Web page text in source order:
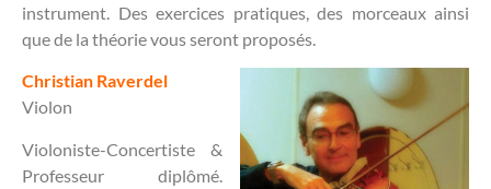
instrument. Des exercices pratiques, des morceaux ainsi
que de la théorie vous seront proposés.
Christian Raverdel
Violon
Violoniste-Concertiste &
Professeur diplômé.